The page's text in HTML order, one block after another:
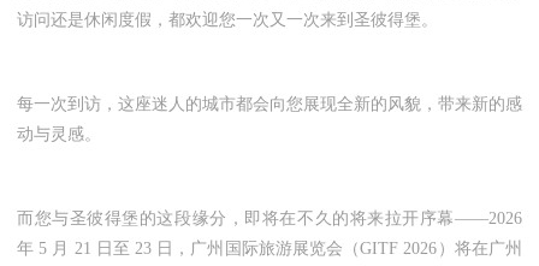
访问还是休闲度假，都欢迎您一次又一次来到圣彼得堡。
每一次到访，这座迷人的城市都会向您展现全新的风貌，带来新的感
动与灵感。
而您与圣彼得堡的这段缘分，即将在不久的将来拉开序幕——2026
年 5 月 21 日至 23 日，广州国际旅游展览会（GITF 2026 ）将在广州